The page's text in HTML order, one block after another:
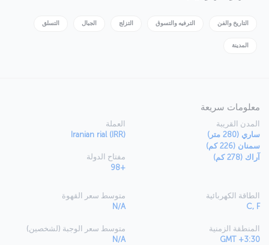
التاريخ والفن الترفيه والتسوق التزلج الجبال التسلق
المدينة
معلومات سريعة
المدن القريبة
ساري (280 متر)
سمنان (226 كم)
آراك (278 كم)
العملة
Iranian rial (IRR)
مفتاح الدولة
+98
الطاقة الكهربائية
C, F
المنطقة الزمنية
GMT +3:30
متوسط سعر القهوة
N/A
متوسط سعر الوجبة (لشخصين)
N/A